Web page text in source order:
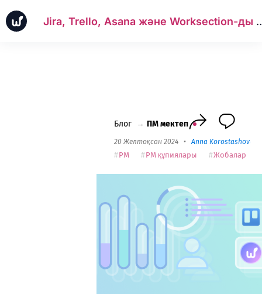
Jira, Trello, Asana және
Блог → ПМ мектеп
20 Желтоқсан 2024 •Anna Korostashovets
PM PM құпиялары Жобалар